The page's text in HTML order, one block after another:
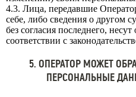
4.3. Лица, передавшие
себе, либо сведения о другом
без согласия последнего, несут
соответствии с
5. ОПЕРАТОР МОЖЕТ
ПЕРСОНАЛЬНЫЕ